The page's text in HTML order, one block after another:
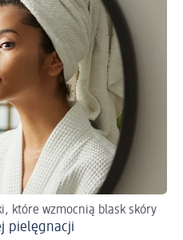
które wzmocnią blask skóry
pielęgnacji